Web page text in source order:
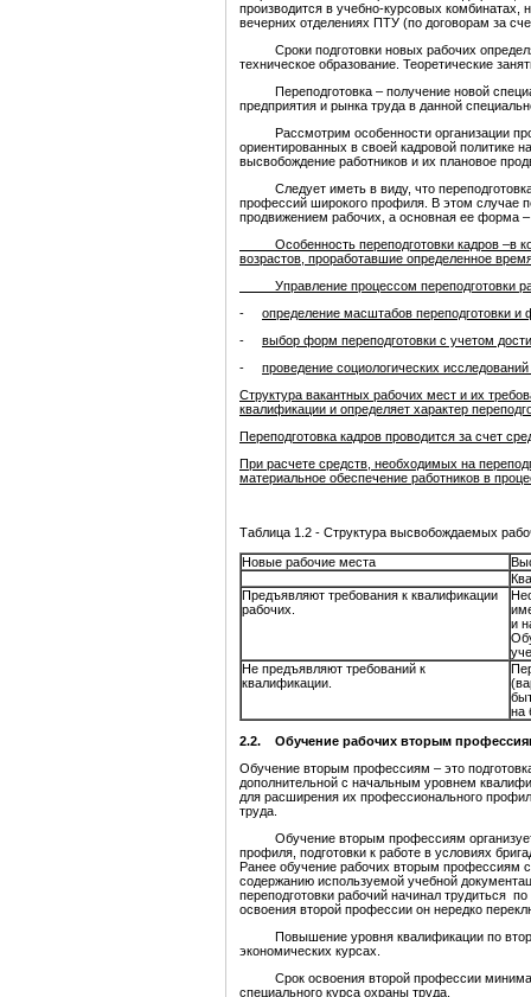
производится в учебно-курсовых
вечерних отделениях ПТУ (по договорам за
Сроки подготовки новых рабочих
техническое образование. Теоретические
Переподготовка – получение новой
предприятия и рынка труда в данной
Рассмотрим особенности организации
ориентированных в своей кадровой политике
высвобождение работников и их плановое
Следует иметь в виду, что переподготовка
профессий широкого профиля. В этом случае
продвижением рабочих, а основная ее
Особенность переподготовки кадров –в
возрастов, проработавшие определенное
Управление процессом переподготовки
- определение масштабов переподготовки
- выбор форм переподготовки с учетом
- проведение социологических
Структура вакантных рабочих мест и их
квалификации и определяет характер
Переподготовка кадров проводится за счет
При расчете средств, необходимых на
материальное обеспечение работников в
Таблица 1.2 - Структура высвобождаемых
Новые рабочие места
Предъявляют требования к квалификации
рабочих.
и
Не предъявляют требований к
квалификации.
на
2.2. Обучение рабочих вторым
Обучение вторым профессиям – это
дополнительной с начальным уровнем
для расширения их профессионального
труда.
Обучение вторым профессиям
профиля, подготовки к работе в условиях
Ранее обучение рабочих вторым профессиям
содержанию используемой учебной
переподготовки рабочий начинал трудиться
освоения второй профессии он нередко
Повышение уровня квалификации по
экономических курсах.
Срок освоения второй профессии
специального курса охраны труда.